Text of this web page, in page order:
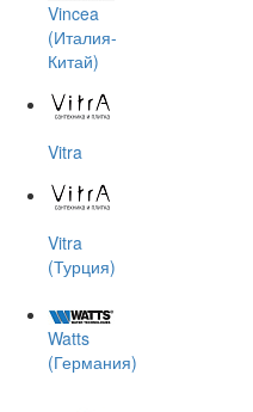
Vincea
(Италия-
Китай)
Vitra
Vitra
(Турция)
Watts
(Германия)